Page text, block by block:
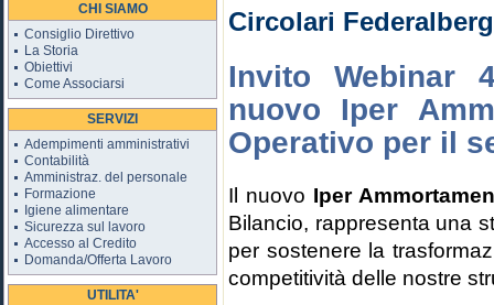
CHI SIAMO
Consiglio Direttivo
La Storia
Obiettivi
Come Associarsi
SERVIZI
Adempimenti amministrativi
Contabilità
Amministraz. del personale
Formazione
Igiene alimentare
Sicurezza sul lavoro
Accesso al Credito
Domanda/Offerta Lavoro
UTILITA'
Circolari
Invito Webinar
nuovo Iper
Operativo per il
Il nuovo Iper
Bilancio, rappresenta una
per sostenere la
competitività delle nostre